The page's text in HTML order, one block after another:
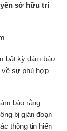
sở hữu trí
bất kỳ đảm bảo
về sự phù hợp
bảo rằng
bị gián đoạn
thông tin hiển